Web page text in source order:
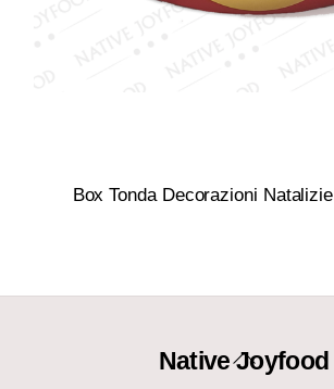
Box Tonda Decorazioni Natalizie
Back
Native Joyfood